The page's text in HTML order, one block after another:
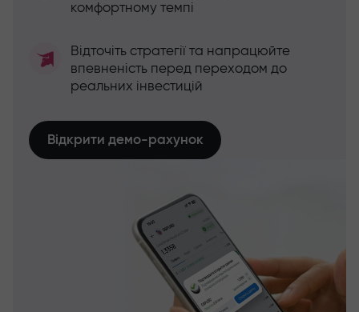
комфортному темпі
Відточіть стратегії та напрацюйте
впевненість перед переходом до
реальних інвестицій
Відкрити демо-рахунок